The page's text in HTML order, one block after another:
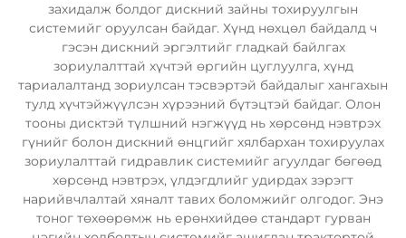
захидалж болдог дискний зайны тохируулгын
системийг оруулсан байдаг. Хүнд нөхцөл байдалд ч
гэсэн дискний эргэлтийг гладкай байлгах
зориулалттай хүчтэй өргийн цуглуулга, хүнд
тариалалтанд зориулсан тэсвэртэй байдалыг хангахын
тулд хүчтэйжүүлсэн хүрээний бүтэцтэй байдаг. Олон
тооны дисктэй түлшний нэгжүүд нь хөрсөнд нэвтрэх
гүнийг болон дискний өнцгийг хялбархан тохируулах
зориулалттай гидравлик системийг агуулдаг бөгөөд
хөрсөнд нэвтрэх, үлдэгдлийг удирдах зэрэгт
нарийвчлалтай хяналт тавих боломжийг олгодог. Энэ
тоног төхөөрөмж нь ерөнхийдөө стандарт гурван